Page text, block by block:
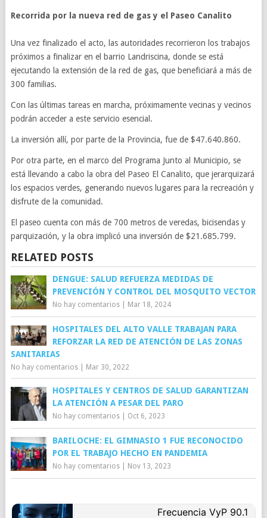
Recorrida por la nueva red de gas y el Paseo Canalito
Una vez finalizado el acto, las autoridades recorrieron los trabajos
próximos a finalizar en el barrio Landriscina, donde se está
ejecutando la extensión de la red de gas, que beneficiará a más de
300 familias.
Con las últimas tareas en marcha, próximamente vecinas y vecinos
podrán acceder a este servicio esencial.
La inversión allí, por parte de la Provincia, fue de $47.640.860.
Por otra parte, en el marco del Programa Junto al Municipio, se
está llevando a cabo la obra del Paseo El Canalito, que jerarquizará
los espacios verdes, generando nuevos lugares para la recreación y
disfrute de la comunidad.
El paseo cuenta con más de 700 metros de veredas, bicisendas y
parquización, y la obra implicó una inversión de $21.685.799.
RELATED POSTS
DENGUE: SALUD REFUERZA MEDIDAS DE
PREVENCIÓN Y CONTROL DEL MOSQUITO VECTOR
No hay comentarios| Mar 18, 2024
HOSPITALES DEL ALTO VALLE TRABAJAN PARA
REFORZAR LA RED DE ATENCIÓN DE LAS ZONAS
SANITARIAS
No hay comentarios| Mar 30, 2022
HOSPITALES Y CENTROS DE SALUD GARANTIZAN
LA ATENCIÓN A PESAR DEL PARO
No hay comentarios| Oct 6, 2023
BARILOCHE: EL GIMNASIO 1 FUE RECONOCIDO
POR EL TRABAJO HECHO EN PANDEMIA
No hay comentarios| Nov 13, 2023